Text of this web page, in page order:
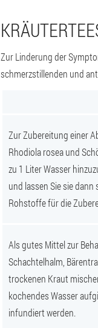
Zur Linderung der
schmerzstillenden und
Zur Zubereitung einer
Rhodiola rosea und
zu 1 Liter Wasser
und lassen Sie sie
Rohstoffe für die
Als gutes Mittel zur
Schachtelhalm,
trockenen Kraut
kochendes Wasser
infundiert werden.